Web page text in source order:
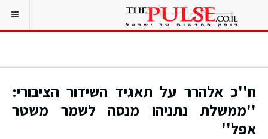
ח''כ אלהרר על תאגיד השידור הציבורי:
''ממשלת נתניהו מנסה לשמר משטר
אפל''